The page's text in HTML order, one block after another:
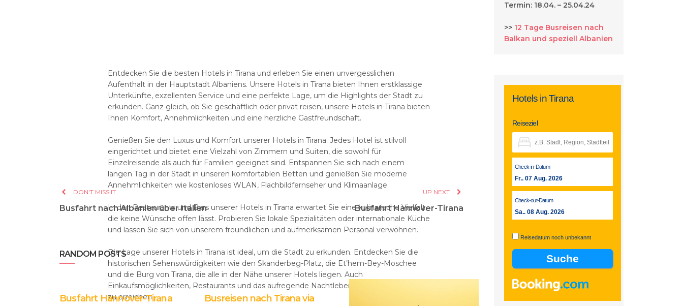
Entdecken Sie die besten Hotels in Tirana und erleben Sie einen unvergesslichen
Aufenthalt in der Hauptstadt Albaniens. Unsere Hotels in Tirana bieten Ihnen erstklassige
Unterkünfte, exzellenten Service und eine perfekte Lage, um die Highlights der Stadt zu
erkunden. Ganz gleich, ob Sie geschäftlich oder privat reisen, unsere Hotels in Tirana bieten
Ihnen Komfort, Annehmlichkeiten und eine herzliche Gastfreundschaft.
Genießen Sie den Luxus und Komfort unserer Hotels in Tirana. Jedes Hotel ist stilvoll
eingerichtet und bietet eine Vielzahl von Zimmern und Suiten, die sowohl für
Einzelreisende als auch für Familien geeignet sind. Entspannen Sie sich nach einem
langen Tag in der Stadt in unseren komfortablen Betten und genießen Sie moderne
Annehmlichkeiten wie kostenloses WLAN, Flachbildfernseher und Klimaanlage.
In den Restaurants und Bars unserer Hotels in Tirana erwartet Sie eine kulinarische Vielfalt,
die keine Wünsche offen lässt. Probieren Sie lokale Spezialitäten oder internationale Küche
und lassen Sie sich von unserem freundlichen und aufmerksamen Personal verwöhnen.
Die Lage unserer Hotels in Tirana ist ideal, um die Stadt zu erkunden. Entdecken Sie die
historischen Sehenswürdigkeiten wie den Skanderbeg-Platz, die Et’hem-Bey-Moschee
und die Burg von Tirana, die alle in der Nähe unserer Hotels liegen. Auch
Einkaufsmöglichkeiten, Restaurants und das aufregende Nachtleben von Tirana sind leicht
zu erreichen.
DON'T MISS IT
Busfahrt nach Albanien über Italien
UP NEXT
Busfahrt Hannover-Tirana
RANDOM POSTS
Busfahrt Hannover-Tirana
Busreisen nach Tirana via
Termin: 18.04. – 25.04.24
>> 12 Tage Busreisen nach
Balkan und speziell Albanien
Hotels in Tirana
Reiseziel
Check-in-Datum
Fr.. 07 Aug. 2026
Check-out-Datum
Sa.. 08 Aug. 2026
Reisedatum noch unbekannt